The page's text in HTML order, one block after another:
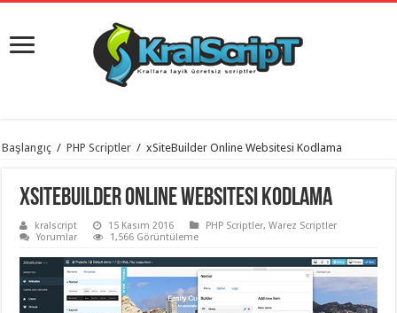
istanbul
taşımacılık
organizasyon,
gaziantep
evden
taşımacılık
evden
Başlangıç / PHP Scriptler / xSiteBuilder Online Websitesi Kodlama
xSiteBuilder Online Websitesi Kodlama
kralscript 15 Kasım 2016 PHP Scriptler,Warez Scriptler
Yorumlar
1,566 Görüntüleme